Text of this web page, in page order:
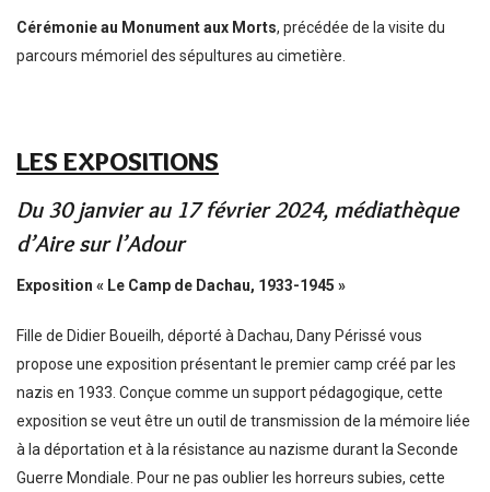
Cérémonie au Monument aux Morts, précédée de la visite du
parcours mémoriel des sépultures au cimetière.
LES EXPOSITIONS
Du 30 janvier au 17 février 2024, médiathèque
d’Aire sur l’Adour
Exposition « Le Camp de Dachau, 1933-1945 »
Fille de Didier Boueilh, déporté à Dachau, Dany Périssé vous
propose une exposition présentant le premier camp créé par les
nazis en 1933. Conçue comme un support pédagogique, cette
exposition se veut être un outil de transmission de la mémoire liée
à la déportation et à la résistance au nazisme durant la Seconde
Guerre Mondiale. Pour ne pas oublier les horreurs subies, cette